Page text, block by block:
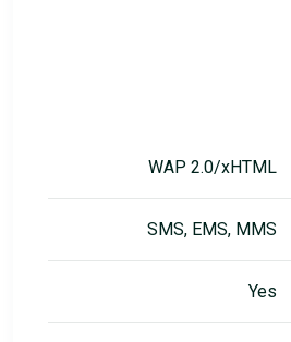
WAP 2.0/xHTML
SMS, EMS, MMS
Yes